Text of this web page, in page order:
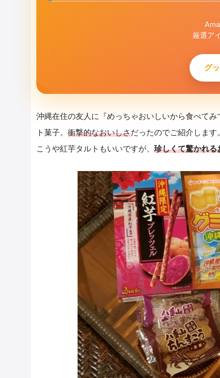
厳選ア
グ
沖縄在住の友人に『めっちゃおいしいから食べて
ト菓子。 衝撃的なおいしさだったのでご紹介しま
こうや紅芋タルトもいいですが、 珍しくて驚かれる